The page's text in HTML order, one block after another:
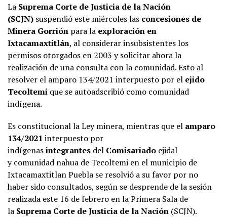
La Suprema Corte de Justicia de la Nación
(SCJN) suspendió este miércoles las concesiones de
Minera Gorrión para la exploración en
Ixtacamaxtitlán, al considerar insubsistentes los
permisos otorgados en 2003 y solicitar ahora la
realización de una consulta con la comunidad. Esto al
resolver el amparo 134/2021 interpuesto por el ejido
Tecoltemi que se autoadscribió como comunidad
indígena.
Es constitucional la Ley minera, mientras que el amparo
134/2021 interpuesto por
indígenasintegrantes del Comisariado ejidal
y comunidad nahua de Tecoltemi en el municipio de
Ixtacamaxtitlan Puebla se resolvió a su favor por no
haber sido consultados, según se desprende de la sesión
realizada este 16 de febrero en la Primera Sala de
la Suprema Corte de Justicia de la Nación (SCJN).